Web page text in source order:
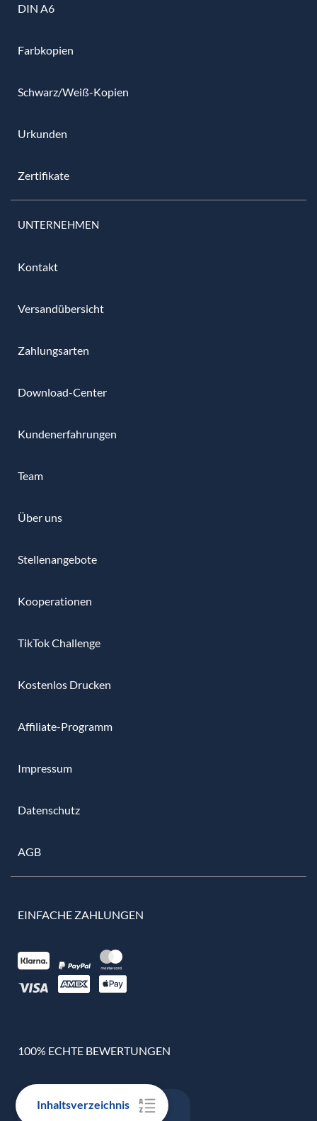
Inhaltsverzeichnis
DIN A6
Farbkopien
Schwarz/Weiß-Kopien
Urkunden
Zertifikate
UNTERNEHMEN
Kontakt
Versandübersicht
Zahlungsarten
Download-Center
Kundenerfahrungen
Team
Über uns
Stellenangebote
Kooperationen
TikTok Challenge
Kostenlos Drucken
Affiliate-Programm
Impressum
Datenschutz
AGB
EINFACHE ZAHLUNGEN
100% ECHTE BEWERTUNGEN